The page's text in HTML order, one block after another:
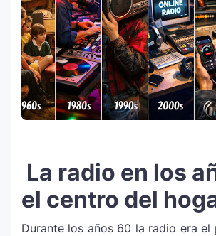
La radio en los
el centro del
Durante los años 60 la radio era el